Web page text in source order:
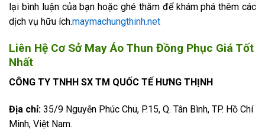
lại bình luận của bạn hoặc ghé thăm để khám phá thêm các
dịch vụ hữu ích.maymachungthinh.net
Liên Hệ Cơ Sở May Áo Thun Đồng Phục Giá Tốt
Nhất
CÔNG TY TNHH SX TM QUỐC TẾ HƯNG THỊNH
Địa chỉ: 35/9 Nguyễn Phúc Chu, P.15, Q. Tân Bình, TP. Hồ Chí
Minh, Việt Nam.